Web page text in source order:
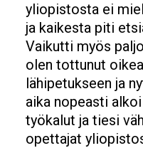
yliopistosta ei
ja kaikesta piti
Vaikutti myös
olen tottunut
lähipetukseen ja
aika nopeasti
työkalut ja tiesi
opettajat